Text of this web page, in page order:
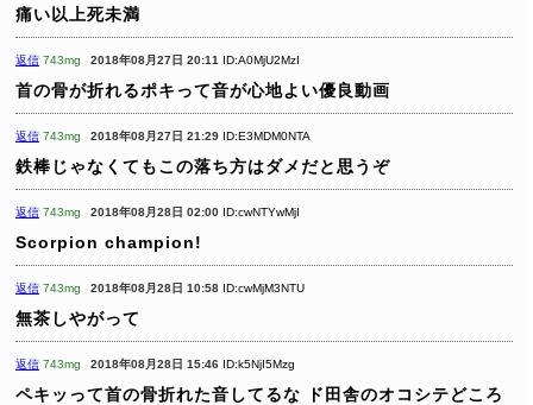
痛い以上死未満
返信 743mg 2018年08月27日 20:11 ID:A0MjU2MzI
首の骨が折れるポキって音が心地よい優良動画
返信 743mg 2018年08月27日 21:29 ID:E3MDM0NTA
鉄棒じゃなくてもこの落ち方はダメだと思うぞ
返信 743mg 2018年08月28日 02:00 ID:cwNTYwMjI
Scorpion champion!
返信 743mg 2018年08月28日 10:58 ID:cwMjM3NTU
無茶しやがって
返信 743mg 2018年08月28日 15:46 ID:k5NjI5Mzg
ペキッって首の骨折れた音してるな ド田舎のオコシテどころ